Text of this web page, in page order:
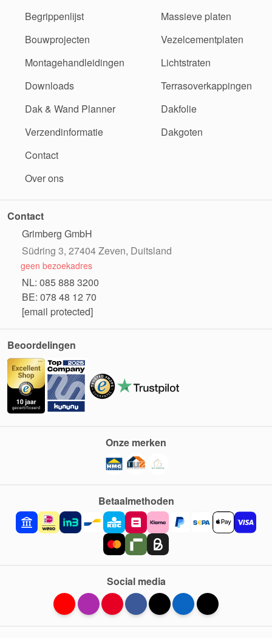
Begrippenlijst
Bouwprojecten
Montagehandleidingen
Downloads
Dak & Wand Planner
Verzendinformatie
Contact
Over ons
Massieve platen
Vezelcementplaten
Lichtstraten
Terrasoverkappingen
Dakfolie
Dakgoten
Contact
Grimberg GmbH
Südring 3, 27404 Zeven, Duitsland
geen bezoekadres
NL: 085 888 3200
BE: 078 48 12 70
[email protected]
Beoordelingen
Betaalmethoden
Onze merken
Social media